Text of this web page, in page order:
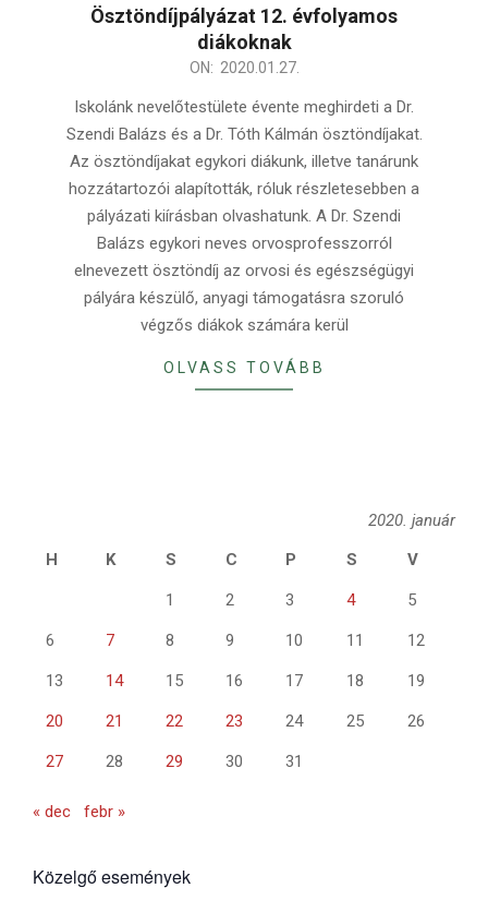
Ösztöndíjpályázat 12. évfolyamos
diákoknak
ON: 2020.01.27.
Iskolánk nevelőtestülete évente meghirdeti a Dr.
Szendi Balázs és a Dr. Tóth Kálmán ösztöndíjakat.
Az ösztöndíjakat egykori diákunk, illetve tanárunk
hozzátartozói alapították, róluk részletesebben a
pályázati kiírásban olvashatunk. A Dr. Szendi
Balázs egykori neves orvosprofesszorról
elnevezett ösztöndíj az orvosi és egészségügyi
pályára készülő, anyagi támogatásra szoruló
végzős diákok számára kerül
OLVASS TOVÁBB
2020. január
H
K S C P S V
1 2 3 4 5
6 7 8 9 10 11 12
13 14 15 16 17 18 19
20 21 22 23 24 25 26
27 28 29 30 31
« dec febr »
Közelgő események